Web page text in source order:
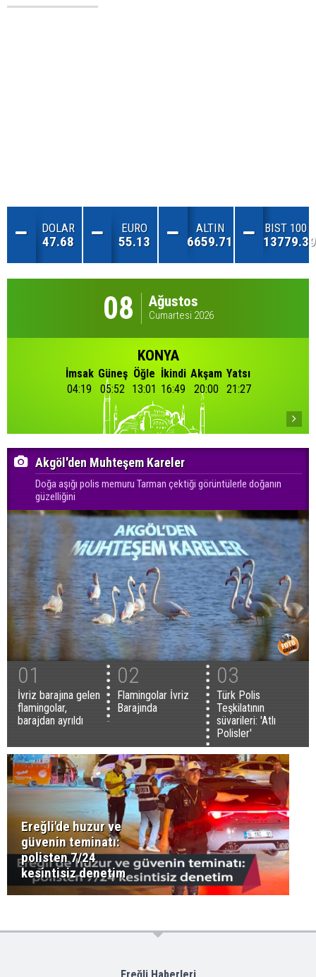
DOLAR
47.68
EURO
55.13
ALTIN
6659.71
BIST 100
13779.39
08 Ağustos
Cumartesi 2026
KONYA
İmsak
04:19
Güneş
05:52
Öğle
13:01
İkindi
16:49
Akşam
20:00
Yatsı
21:27
Akgöl'den Muhteşem Kareler
Doğa aşığı polis memuru Tarman çektiği görüntülerle doğanın
güzelliğini
01
İvriz barajına gelen
flamingolar,
barajdan ayrıldı
02
Flamingolar İvriz
Barajında
03
Türk Polis
Teşkilatının
süvarileri: 'Atlı
Polisler'
Ereğli'de huzur ve
güvenin teminatı:
polisten 7/24
kesintisiz denetim